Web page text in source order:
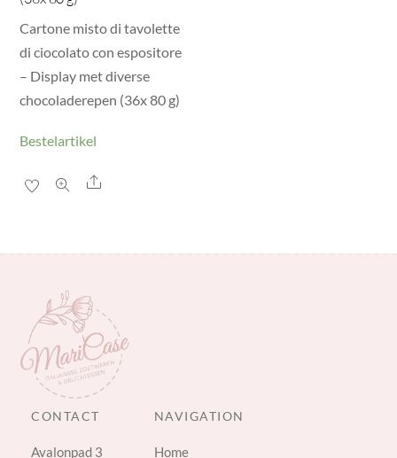
Cartone misto di tavolette
di ciocolato con espositore
– Display met diverse
chocoladerepen (36x 80 g)
Bestelartikel
Share
CONTACT
Avalonpad 3
NAVIGATION
Home